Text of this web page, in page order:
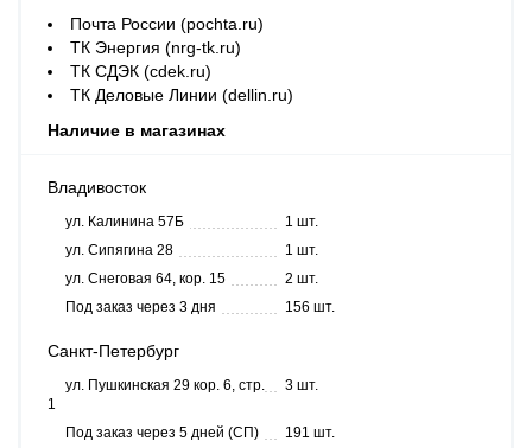
Почта России (pochta.ru)
ТК Энергия (nrg-tk.ru)
ТК СДЭК (cdek.ru)
ТК Деловые Линии (dellin.ru)
Наличие в магазинах
Владивосток
ул. Калинина 57Б
1 шт.
ул. Сипягина 28
1 шт.
ул. Снеговая 64, кор. 15
2 шт.
Под заказ через 3 дня
156 шт.
Санкт-Петербург
ул. Пушкинская 29 кор. 6, стр.
1
3 шт.
Под заказ через 5 дней (СП) 191 шт.